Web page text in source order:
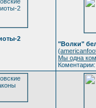
2
"Волки"
(
Мы одна